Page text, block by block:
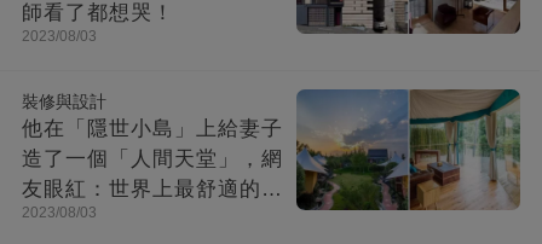
師看了都想哭！
2023/08/03
裝修與設計
他在「隱世小島」上給妻子
造了一個「人間天堂」，網
友眼紅：世界上最舒適的時
光都在這里
2023/08/03